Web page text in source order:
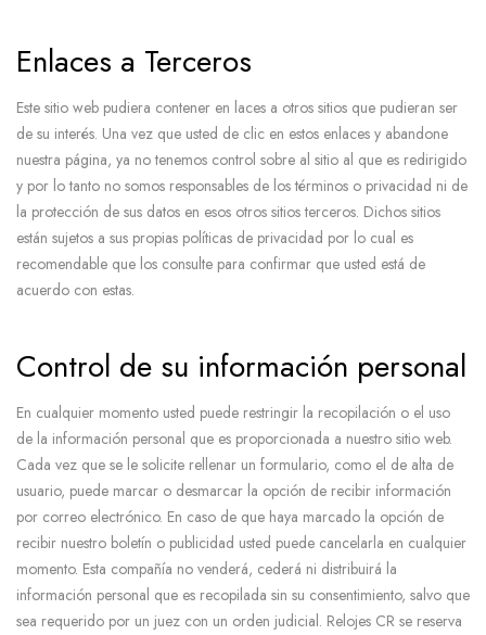
Enlaces a Terceros
Este sitio web pudiera contener en laces a otros sitios que pudieran ser
de su interés. Una vez que usted de clic en estos enlaces y abandone
nuestra página, ya no tenemos control sobre al sitio al que es redirigido
y por lo tanto no somos responsables de los términos o privacidad ni de
la protección de sus datos en esos otros sitios terceros. Dichos sitios
están sujetos a sus propias políticas de privacidad por lo cual es
recomendable que los consulte para confirmar que usted está de
acuerdo con estas.
Control de su información personal
En cualquier momento usted puede restringir la recopilación o el uso
de la información personal que es proporcionada a nuestro sitio web.
Cada vez que se le solicite rellenar un formulario, como el de alta de
usuario, puede marcar o desmarcar la opción de recibir información
por correo electrónico. En caso de que haya marcado la opción de
recibir nuestro boletín o publicidad usted puede cancelarla en cualquier
momento. Esta compañía no venderá, cederá ni distribuirá la
información personal que es recopilada sin su consentimiento, salvo que
sea requerido por un juez con un orden judicial. Relojes CR se reserva